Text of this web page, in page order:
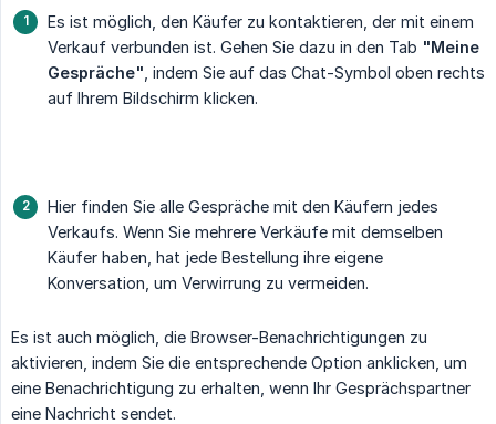
Es ist möglich, den Käufer zu kontaktieren, der mit einem
Verkauf verbunden ist. Gehen Sie dazu in den Tab "Meine
Gespräche" , indem Sie auf das Chat-Symbol oben rechts
auf Ihrem Bildschirm klicken.
Hier finden Sie alle Gespräche mit den Käufern jedes
Verkaufs. Wenn Sie mehrere Verkäufe mit demselben
Käufer haben, hat jede Bestellung ihre eigene
Konversation, um Verwirrung zu vermeiden.
Es ist auch möglich, die Browser-Benachrichtigungen zu
aktivieren, indem Sie die entsprechende Option anklicken, um
eine Benachrichtigung zu erhalten, wenn Ihr Gesprächspartner
eine Nachricht sendet.